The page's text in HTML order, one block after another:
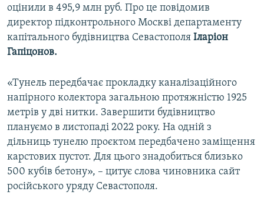
оцінили в 495,9 млн руб. Про це повідомив
директор підконтрольного Москві департаменту
капітального будівництва Севастополя Іларіон
Гапіцонов.
«Тунель передбачає прокладку каналізаційного
напірного колектора загальною протяжністю 1925
метрів у дві нитки. Завершити будівництво
плануємо в листопаді 2022 року. На одній з
дільниць тунелю проєктом передбачено заміщення
карстових пустот. Для цього знадобиться близько
500 кубів бетону», – цитує слова чиновника сайт
російського уряду Севастополя.